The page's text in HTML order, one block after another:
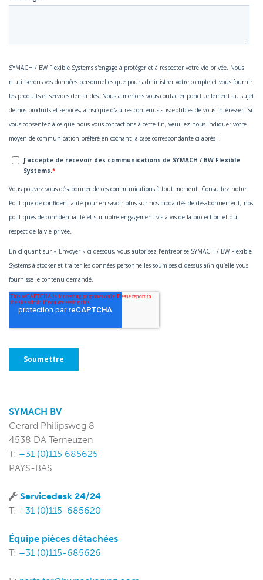
SYMACH BV
Gerard Philipsweg 8
4538 DA Terneuzen
T: +31 (0)115 685625
PAYS-BAS
Servicedesk 24/24
T: +31 (0)115-685620
Équipe pièces détachées
T: +31 (0)115-685626